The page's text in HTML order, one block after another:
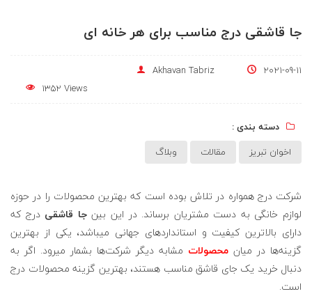
جا قاشقی درج مناسب برای هر خانه ای
2021-09-11
Akhavan Tabriz
1352 Views
دسته بندی :
اخوان تبریز
مقالات وبلاگ
شرکت درج همواره در تلاش بوده است که بهترین محصولات را در حوزه
لوازم خانگی به دست مشتریان برساند. در این بینجا قاشقی درج که
دارای بالاترین کیفیت و استانداردهای جهانی می­باشد، یکی از بهترین
گزینه‌ها در میان محصولات مشابه دیگر شرکت‌ها بشمار می­رود. اگر به
دنبال خرید یک جای قاشق مناسب هستند، بهترین گزینه محصولات درج
است.